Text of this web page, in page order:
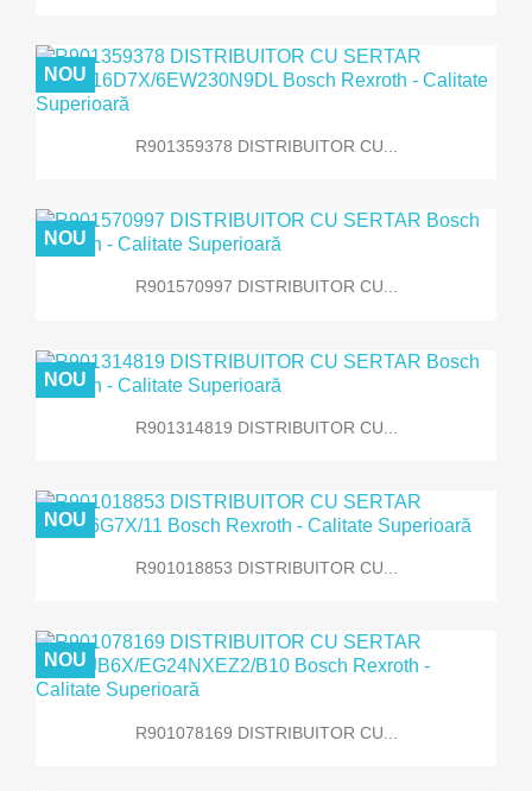
R901359378 DISTRIBUITOR CU...
NOU
R901570997 DISTRIBUITOR CU...
NOU
R901314819 DISTRIBUITOR CU...
NOU
R901018853 DISTRIBUITOR CU...
NOU
R901078169 DISTRIBUITOR CU...
NOU